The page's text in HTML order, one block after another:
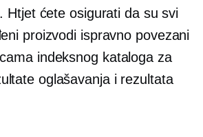
Htjet ćete osigurati da su svi
proizvodi ispravno povezani
indeksnog kataloga za
oglašavanja i rezultata